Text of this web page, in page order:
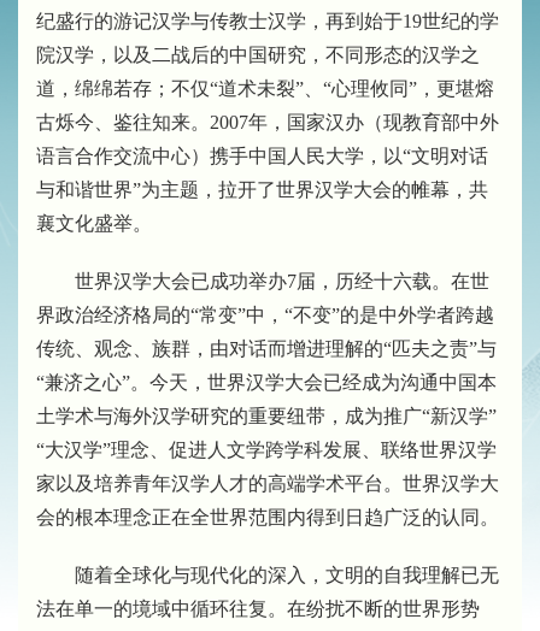
纪盛行的游记汉学与传教士汉学，再到始于19世纪的学
院汉学，以及二战后的中国研究，不同形态的汉学之
道，绵绵若存；不仅“道术未裂” “心理攸同” ，更堪熔
古烁今、鉴往知来。 2007年，国家汉办（现教育部中外
语言合作交流中心）携手中国人民大学，以“文明对话
与和谐世界”为主题，拉开了世界汉学大会的帷幕，共
襄文化盛举。
世界汉学大会已成功举办7届，历经十六载。在世
界政治经济格局的“常变”中， “不变”的是中外学者跨越
传统、观念、族群，由对话而增进理解的“匹夫之责”与
“兼济之心”。今天，世界汉学大会已经成为沟通中国本
土学术与海外汉学研究的重要纽带，成为推广“新汉学”
“大汉学”理念、促进人文学跨学科发展、联络世界汉学
家以及培养青年汉学人才的高端学术平台。世界汉学大
会的根本理念正在全世界范围内得到日趋广泛的认同。
随着全球化与现代化的深入，文明的自我理解已无
法在单一的境域中循环往复。在纷扰不断的世界形势